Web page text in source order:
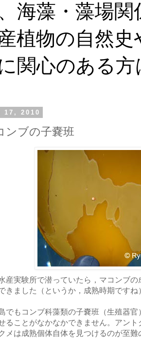
海藻・藻場
植物の自然
関心のある
17, 2010
ンブの子嚢班
産実験所で潜っていたら，マコンブ
きました（というか，成熟時期ですね
でもコンブ科藻類の子嚢班（生殖器
ることがなかなかできません。アン
メは成熟個体自体を見つけるのが至難